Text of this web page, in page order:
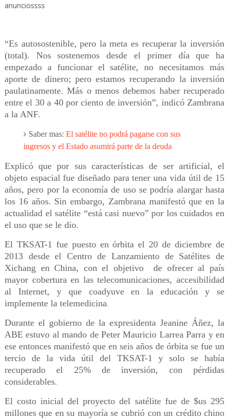
anunciossss
“Es autosostenible, pero la meta es recuperar la inversión
(total). Nos sostenemos desde el primer día que ha
empezado a funcionar el satélite, no necesitamos más
aporte de dinero; pero estamos recuperando la inversión
paulatinamente. Más o menos debemos haber recuperado
entre el 30 a 40 por ciento de inversión”, indicó Zambrana
a la ANF.
Saber mas:El satélite no podrá pagarse con sus
ingresos y el Estado asumirá parte de la deuda
Explicó que por sus características de ser artificial, el
objeto espacial fue diseñado para tener una vida útil de 15
años, pero por la economía de uso se podría alargar hasta
los 16 años. Sin embargo, Zambrana manifestó que en la
actualidad el satélite “está casi nuevo” por los cuidados en
el uso que se le dio.
El TKSAT-1 fue puesto en órbita el 20 de diciembre de
2013 desde el Centro de Lanzamiento de Satélites de
Xichang en China, con el objetivo de ofrecer al país
mayor cobertura en las telecomunicaciones, accesibilidad
al Internet, y que coadyuve en la educación y se
implemente la telemedicina.
Durante el gobierno de la expresidenta Jeanine Áñez, la
ABE estuvo al mando de Peter Mauricio Larrea Parra y en
ese entonces manifestó que en seis años de órbita se fue un
tercio de la vida útil del TKSAT-1 y solo se había
recuperado el 25% de inversión, con pérdidas
considerables.
El costo inicial del proyecto del satélite fue de $us 295
millones que en su mayoría se cubrió con un crédito chino